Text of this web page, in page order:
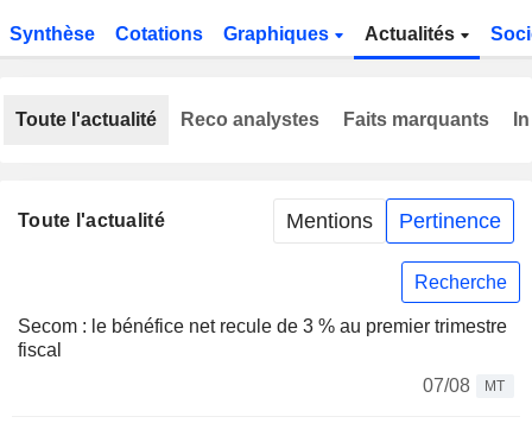
Synthèse Cotations Graphiques Actualités
Toute l'actualité Mentions Pertinence
Recherche
Secom : le bénéfice net recule de 3 % au premier trimestre
fiscal
07/08
MT
Toute l'actualité Reco analystes Faits marquants